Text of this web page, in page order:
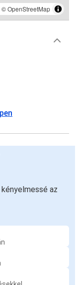
©OpenStreetMap
az